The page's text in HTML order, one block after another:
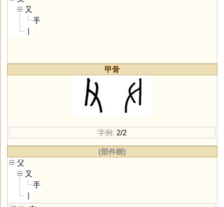
又
手
甲骨
字例: 2/2
(部件樹)
父
又
手